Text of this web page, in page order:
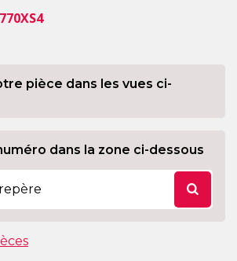
pièce dans les vues ci-
dans la zone ci-dessous